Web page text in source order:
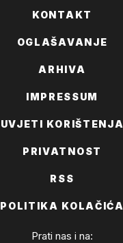
KONTAKT
OGLAŠAVANJE
ARHIVA
IMPRESSUM
UVJETI KORIŠTENJA
PRIVATNOST
RSS
POLITIKA KOLAČIĆA
Prati nas i na: